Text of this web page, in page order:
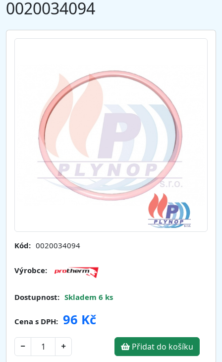
0020034094
Kód: 0020034094
Výrobce:
Dostupnost: Skladem 6 ks
Cena s DPH: 96 Kč
Přidat do košíku